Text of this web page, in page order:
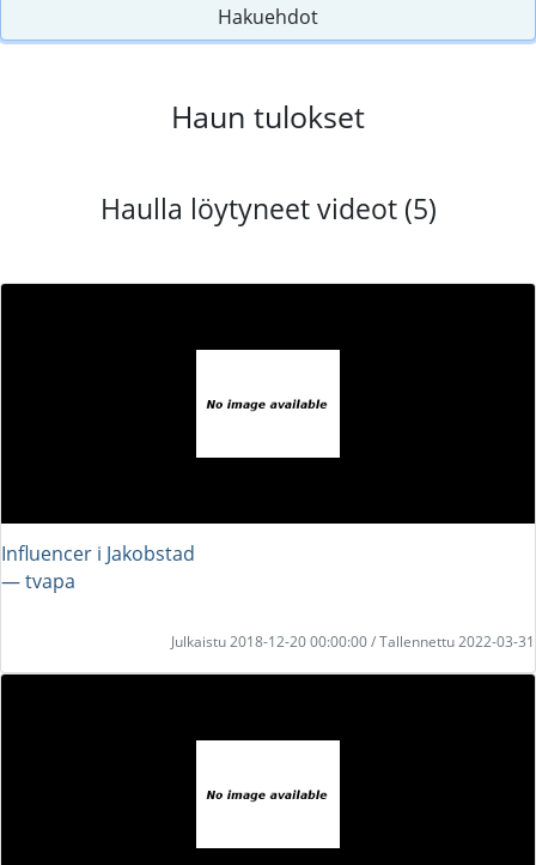
Hakuehdot
Haun tulokset
Haulla löytyneet videot (5)
Influencer i Jakobstad
― tvapa
Julkaistu 2018-12-20 00:00:00 / Tallennettu 2022-03-31